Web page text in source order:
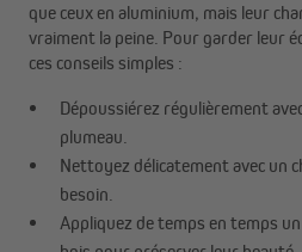
que ceux en aluminium, mais leur
vraiment la peine. Pour garder leur
ces conseils simples :
Dépoussiérez régulièrement
plumeau.
Nettoyez délicatement avec un
besoin.
Appliquez de temps en temps